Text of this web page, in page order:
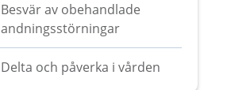
Besvär av obehandlade
andningsstörningar
Delta och påverka i vården